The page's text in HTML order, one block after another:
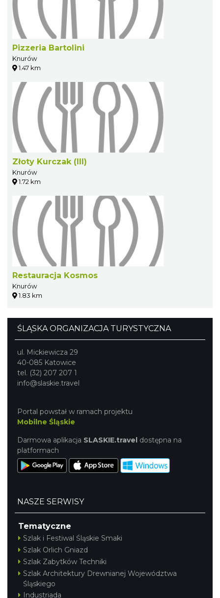
Pizzeria Bartolini
Knurów
1.47 km
Złoty Kurczak (III)
Knurów
1.72 km
Restauracja Kosmos
Knurów
1.83 km
ŚLĄSKA ORGANIZACJA TURYSTYCZNA
ul. Mickiewicza 29
40-085 Katowice
tel. (32) 207 207 1
info@slaskie.travel
Portal powstał w ramach projektu
Mobilne Śląskie
Darmowa aplikacja SLASKIE.travel dostępna na
platformach
NASZE SERWISY
Tematyczne
Szlak i Festiwal Śląskie Smaki
Szlak Orlich Gniazd
Szlak Zabytków Techniki
Szlak Architektury Drewnianej Województwa
Śląskiego
Industriada